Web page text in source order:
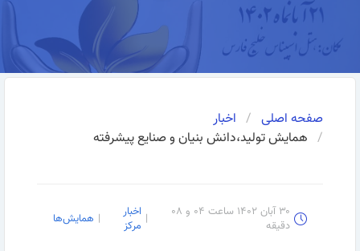
صفحه اصلی
اخبار
همایش تولید،دانش بنیان و صنایع پیشرفته
۳۰ آبان ۱۴۰۲ ساعت ۰۴ و ۰۸
دقیقه
| اخبار
مرکز
| همایش‌ها